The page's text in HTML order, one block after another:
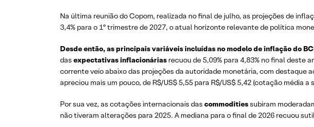
Na última reunião do Copom, realizada no final de julho, as projeções de
3,4% para o 1º trimestre de 2027, o atual horizonte relevante de política
Desde então, as principais variáveis incluídas no modelo de inflação do
das expectativas inflacionárias recuou de 5,09% para 4,83% no final deste
corrente veio abaixo das projeções da autoridade monetária, com destaque
apreciou mais um pouco, de R$/US$ 5,55 para R$/US$ 5,42 (cotação média
Por sua vez, as cotações internacionais das commoditiessubiram
não tiveram alterações para 2025. A mediana para o final de 2026 recuou